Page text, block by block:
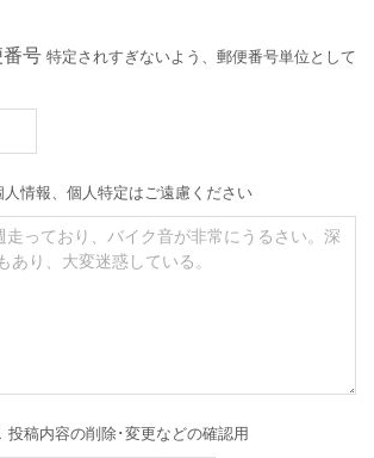
号 特定されすぎないよう、郵便番号単位として
人情報、個人特定はご遠慮ください
投稿内容の削除･変更などの確認用